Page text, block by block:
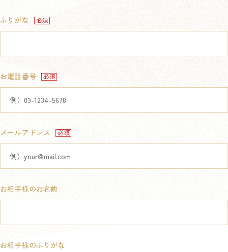
ふりがな
お電話番号
メールアドレス
お相手様のお名前
お相手様のふりがな